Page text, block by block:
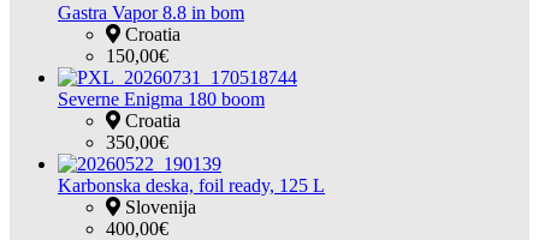
Gastra Vapor 8.8 in bom
Croatia
150,00€
Severne Enigma 180 boom
Croatia
350,00€
Karbonska deska, foil ready, 125 L
Slovenija
400,00€